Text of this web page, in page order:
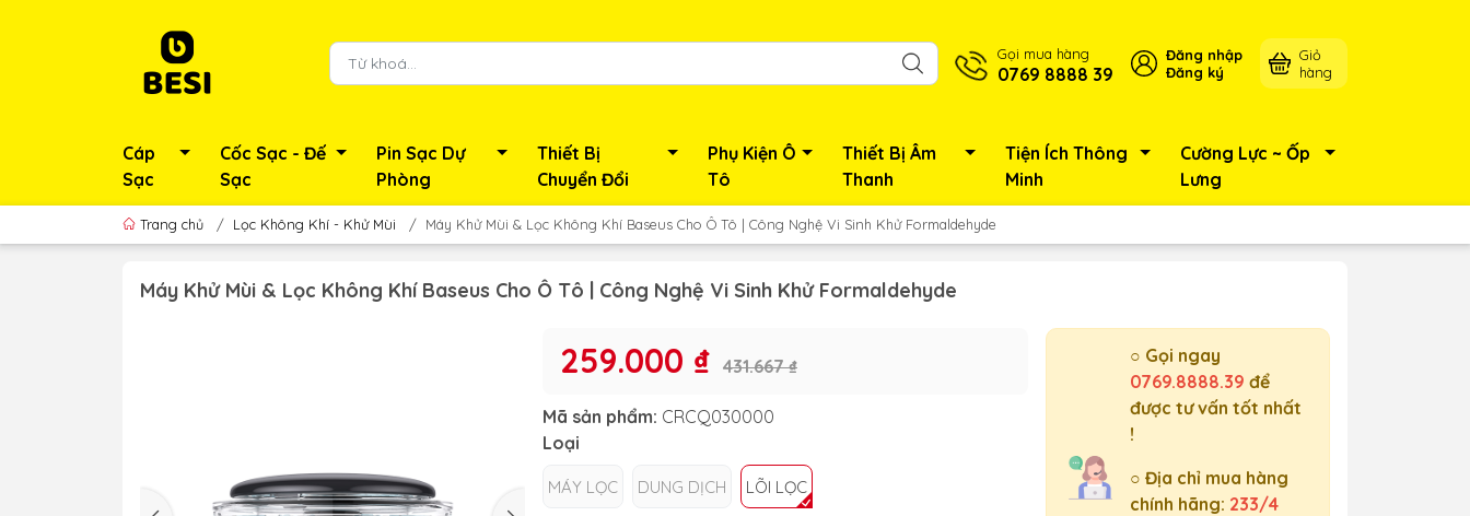
Gọi mua hàng
0769 8888 39
Đăng nhập
Đăng ký
Giỏ
hàng
Cáp
Sạc
Cốc Sạc - Đế
Sạc
Pin Sạc Dự
Phòng
Thiết Bị
Chuyển Đổi
Phụ Kiện Ô
Tô
Thiết Bị Âm
Thanh
Tiện Ích Thông
Minh
Cường Lực ~ Ốp
Lưng
Trang chủ / Lọc Không Khí - Khử Mùi / Máy Khử Mùi & Lọc Không Khí Baseus Cho Ô Tô | Công Nghệ Vi Sinh Khử Formaldehyde
Máy Khử Mùi & Lọc Không Khí Baseus Cho Ô Tô | Công Nghệ Vi Sinh Khử Formaldehyde
259.000 ₫ 431.667 ₫
Mã sản phẩm: CRCQ030000
Loại
MÁY LỌC DUNG DỊCH LÕI LỌC
○ Gọi ngay
0769.8888.39 để
được tư vấn tốt nhất
!
○ Địa chỉ mua hàng
chính hãng: 233/4